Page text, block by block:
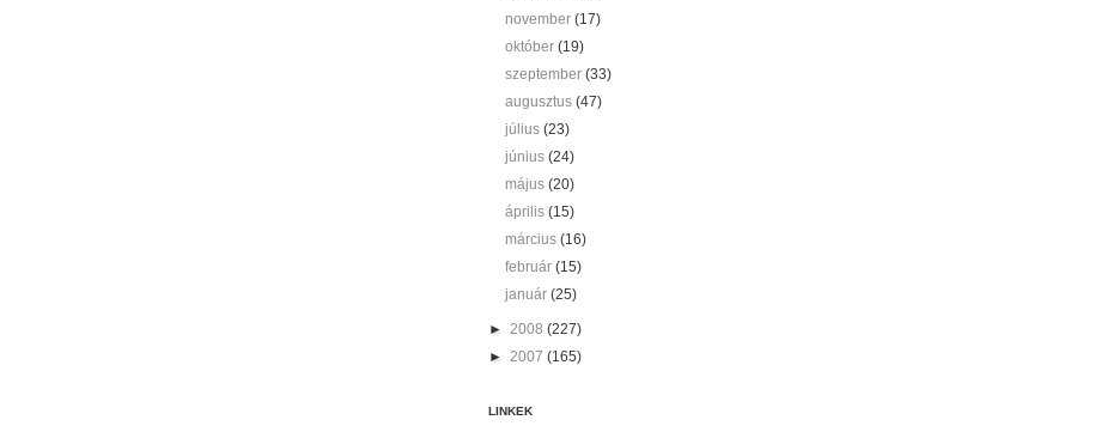
november(17)
október(19)
szeptember(33)
augusztus(47)
július(23)
június(24)
május(20)
április(15)
március(16)
február(15)
január(25)
► 2008 (227)
► 2007 (165)
LINKEK